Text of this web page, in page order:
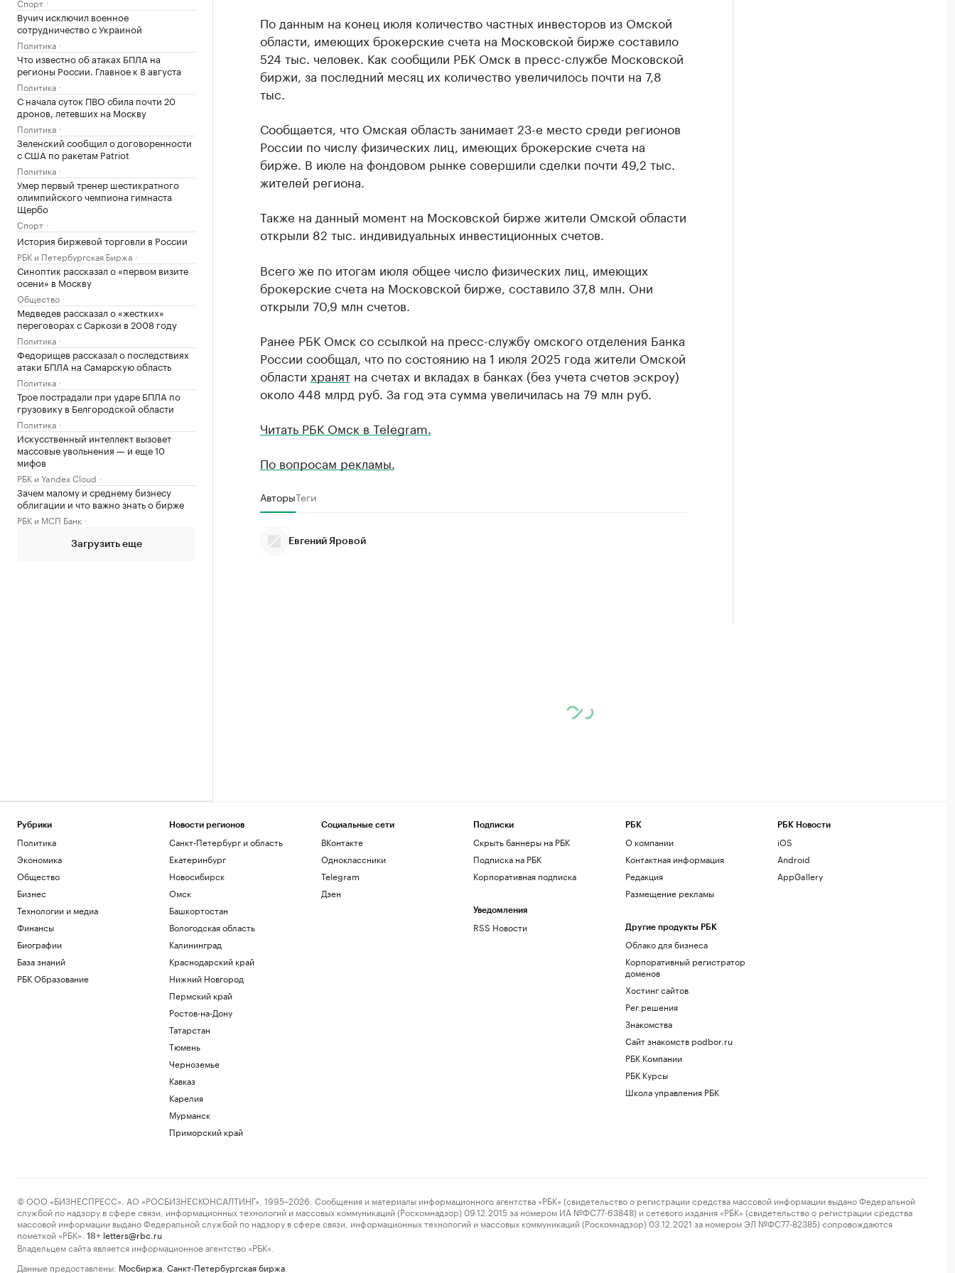
Вучич исключил военное
сотрудничество с Украиной
Политика
Что известно об атаках БПЛА на
регионы России. Главное к 8 августа
Политика
С начала суток ПВО сбила почти 20
дронов, летевших на Москву
Политика
Зеленский сообщил о договоренности
с США по ракетам Patriot
Политика
Умер первый тренер шестикратного
олимпийского чемпиона гимнаста
Щербо
Спорт
История биржевой торговли в России
РБК и Петербургская Биржа
Синоптик рассказал о «первом визите
осени» в Москву
Общество
Медведев рассказал о «жестких»
переговорах с Саркози в 2008 году
Политика
Федорищев рассказал о последствиях
атаки БПЛА на Самарскую область
Политика
Трое пострадали при ударе БПЛА по
грузовику в Белгородской области
Политика
Искусственный интеллект вызовет
массовые увольнения — и еще 10
мифов
РБК и Yandex Cloud
Зачем малому и среднему бизнесу
облигации и что важно знать о бирже
РБК и МСП Банк
Загрузить еще
По данным на конец июля количество частных инвесторов из Омской
области, имеющих брокерские счета на Московской бирже составило
524 тыс. человек. Как сообщили РБК Омск в пресс-службе Московской
биржи, за последний месяц их количество увеличилось почти на 7,8
тыс.
Сообщается, что Омская область занимает 23-е место среди регионов
России по числу физических лиц, имеющих брокерские счета на
бирже. В июле на фондовом рынке совершили сделки почти 49,2 тыс.
жителей региона.
Также на данный момент на Московской бирже жители Омской области
открыли 82 тыс. индивидуальных инвестиционных счетов.
Всего же по итогам июля общее число физических лиц, имеющих
брокерские счета на Московской бирже, составило 37,8 млн. Они
открыли 70,9 млн счетов.
Ранее РБК Омск со ссылкой на пресс-службу омского отделения Банка
России сообщал, что по состоянию на 1 июля 2025 года жители Омской
области хранятна счетах и вкладах в банках (без учета счетов эскроу)
около 448 млрд руб. За год эта сумма увеличилась на 79 млн руб.
Читать РБК Омск в Telegram.
По вопросам рекламы.
АвторыТеги
Евгений Яровой
Рубрики
Политика
Экономика
Общество
Бизнес
Технологии и медиа
Финансы
Биографии
База знаний
РБК Образование
Новости регионов
Санкт-Петербург и область
Екатеринбург
Новосибирск
Омск
Башкортостан
Вологодская область
Калининград
Краснодарский край
Нижний Новгород
Пермский край
Ростов-на-Дону
Татарстан
Тюмень
Черноземье
Кавказ
Карелия
Мурманск
Приморский край
Социальные сети
ВКонтакте
Одноклассники
Telegram
Дзен
Подписки
Скрыть баннеры на РБК
Подписка на РБК
Корпоративная подписка
Уведомления
RSS Новости
РБК
О компании
Контактная информация
Редакция
Размещение рекламы
Другие продукты РБК
Облако для бизнеса
Корпоративный регистратор
доменов
Хостинг сайтов
Рег.решения
Знакомства
Сайт знакомств podbor.ru
РБК Компании
РБК Курсы
Школа управления РБК
РБК Новости
iOS
Android
AppGallery
© ООО «БИЗНЕСПРЕСС», АО «РОСБИЗНЕСКОНСАЛТИНГ», 1995–2026. Сообщения и материалы информационного агентства «РБК» (свидетельство о регистрации средства массовой информации выдано Федеральной
службой по надзору в сфере связи, информационных технологий и массовых коммуникаций (Роскомнадзор) 09.12.2015 за номером ИА №ФС77-63848) и сетевого издания «РБК» (свидетельство о регистрации средства
массовой информации выдано Федеральной службой по надзору в сфере связи, информационных технологий и массовых коммуникаций (Роскомнадзор) 03.12.2021 за номером ЭЛ №ФС77-82385) сопровождаются
пометкой «РБК».
18+ letters@rbc.ru
Владельцем сайта является информационное агентство «РБК».
Данные предоставлены: Мосбиржа Санкт-Петербургская биржа